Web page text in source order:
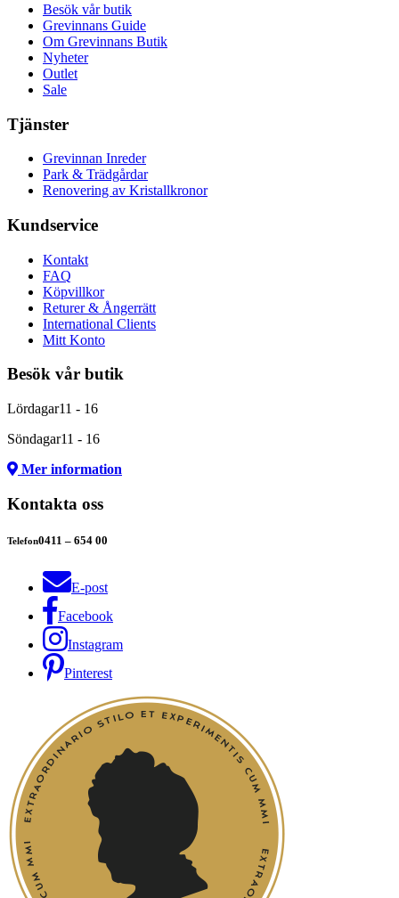
Besök vår butik
Grevinnans Guide
Om Grevinnans Butik
Nyheter
Outlet
Sale
Tjänster
Grevinnan Inreder
Park & Trädgårdar
Renovering av Kristallkronor
Kundservice
Kontakt
FAQ
Köpvillkor
Returer & Ångerrätt
International Clients
Mitt Konto
Besök vår butik
Lördagar11 - 16
Söndagar11 - 16
Mer information
Kontakta oss
Telefon0411 – 654 00
E-post
Facebook
Instagram
Pinterest